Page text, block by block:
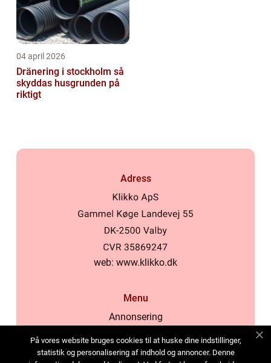
04 april 2026
Dränering i stockholm så
skyddas husgrunden på
riktigt
Adress
web: www.klikko.dk
Menu
Annonsering
Cookies
På vores website bruges cookies til at huske dine indstillinger,
statistik og personalisering af indhold og annoncer. Denne